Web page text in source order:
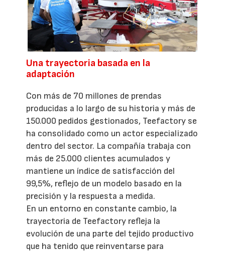
Una trayectoria basada en la
adaptación
Con más de 70 millones de prendas
producidas a lo largo de su historia y más de
150.000 pedidos gestionados, Teefactory se
ha consolidado como un actor especializado
dentro del sector. La compañía trabaja con
más de 25.000 clientes acumulados y
mantiene un índice de satisfacción del
99,5%, reflejo de un modelo basado en la
precisión y la respuesta a medida.
En un entorno en constante cambio, la
trayectoria de Teefactory refleja la
evolución de una parte del tejido productivo
que ha tenido que reinventarse para